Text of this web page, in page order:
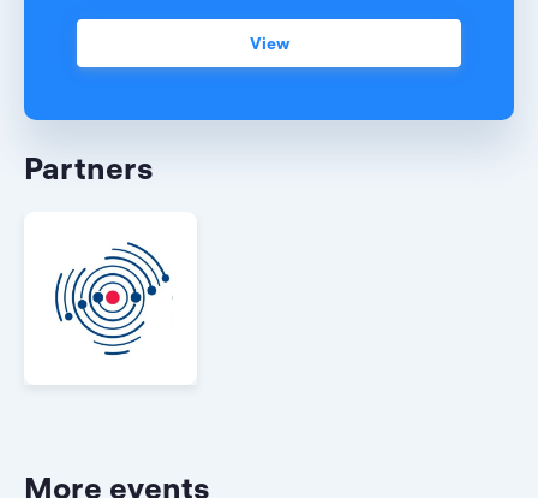
View
Partners
More events